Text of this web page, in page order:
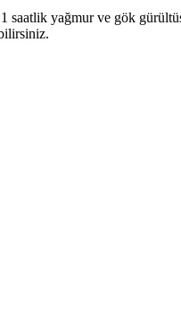
yağmur ve gök